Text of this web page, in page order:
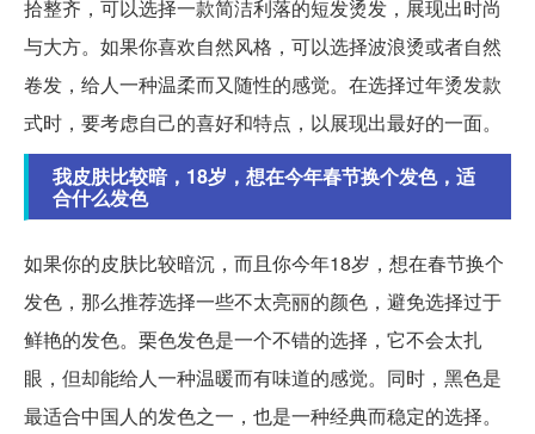
拾整齐，可以选择一款简洁利落的短发烫发，展现出时尚
与大方。如果你喜欢自然风格，可以选择波浪烫或者自然
卷发，给人一种温柔而又随性的感觉。在选择过年烫发款
式时，要考虑自己的喜好和特点，以展现出最好的一面。
我皮肤比较暗，18岁，想在今年春节换个发色，适
合什么发色
如果你的皮肤比较暗沉，而且你今年18岁，想在春节换个
发色，那么推荐选择一些不太亮丽的颜色，避免选择过于
鲜艳的发色。栗色发色是一个不错的选择，它不会太扎
眼，但却能给人一种温暖而有味道的感觉。同时，黑色是
最适合中国人的发色之一，也是一种经典而稳定的选择。